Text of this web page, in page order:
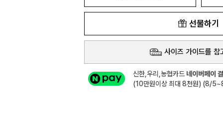
선물하기
사이즈 가이드를 참
신한,우리,농협카드 네이버페이
(10만원이상 최대 8천원) (8/